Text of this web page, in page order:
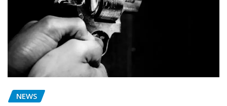
NEWS